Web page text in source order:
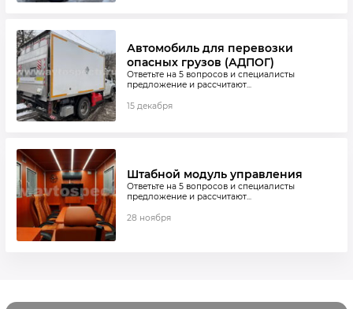
Автомобиль для перевозки
опасных грузов (АДПОГ)
Ответьте на 5 вопросов и специалисты
предложение и рассчитают...
15 декабря
Штабной модуль управления
Ответьте на 5 вопросов и специалисты
предложение и рассчитают...
28 ноября